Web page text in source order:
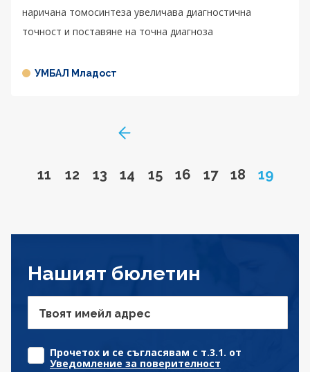
наричана томосинтезa увеличава диагностична
точност и поставяне на точна диагноза
УМБАЛ Младост
Go to page
11 Go to page
12 Go to page
13 Go to page
14 Go to page
15 Go to page
16 Go to page
17 Go to page
18 Page
19
Нашият бюлетин
Твоят имейл адрес
Прочетох и се съгласявам с т.3.1. от
Уведомление за поверителност